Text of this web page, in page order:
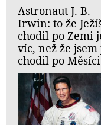
Astronaut J. B.
Irwin: to že
chodil po Zemi
víc, než že jsem
chodil po Měsíci